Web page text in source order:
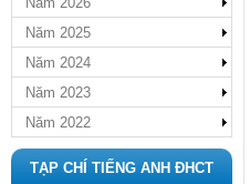
Năm 2025
Năm 2024
Năm 2023
Năm 2022
TẠP CHÍ TIẾNG ANH ĐHCT